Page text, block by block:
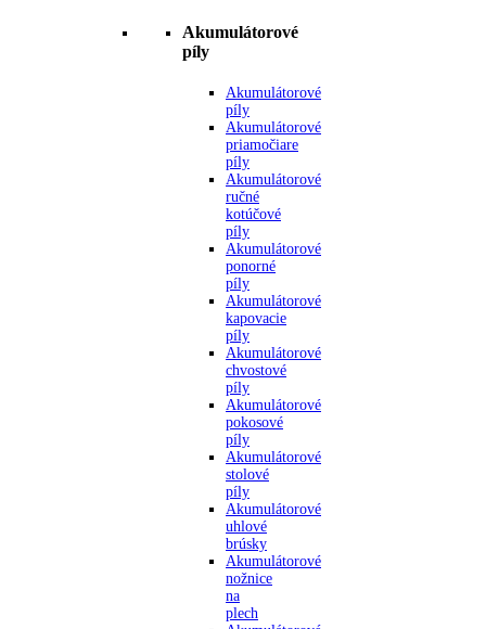
Akumulátorové
píly
Akumulátorové
píly
Akumulátorové
priamočiare
píly
Akumulátorové
ručné
kotúčové
píly
Akumulátorové
ponorné
píly
Akumulátorové
kapovacie
píly
Akumulátorové
chvostové
píly
Akumulátorové
pokosové
píly
Akumulátorové
stolové
píly
Akumulátorové
uhlové
brúsky
Akumulátorové
nožnice
na
plech